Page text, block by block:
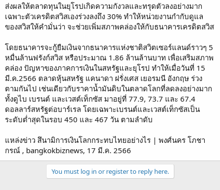
ส่งผลให้ตลาดทุนในยุโรปเกิดความกังวลและทรุดตัวลงอย่างมาก
เฉพาะตัวเครดิตสวิสเองร่วงลงถึง 30% ทำให้หน่วยงานกำกับดูแล
ของสวิสให้คำมั่นว่า จะช่วยเพิ่มสภาพคล่องให้กับธนาคารเครดิตสวิส
โดยธนาคารจะกู้ยืมเงินจากธนาคารแห่งชาติสวิตเซอร์แลนด์ราวๆ 5
หมื่นล้านฟรังก์สวิส หรือประมาณ 1.86 ล้านล้านบาท เพื่อเสริมสภาพ
คล่อง ปัญหาของภาคการเงินในสหรัฐและยุโรป ทำให้เมื่อวันที่ 15
มี.ค.2566 ตลาดหุ้นสหรัฐ แคนาดา ฝรั่งเศส เยอรมนี อังกฤษ ร่วง
ตามกันไป เช่นเดียวกับราคาน้ำมันดิบในตลาดโลกที่ลดลงอย่างมาก
ทั้งดูไบ เบรนต์ และเวสต์เท็กซัส มาอยู่ที่ 77.9, 73.7 และ 67.4
ดอลลาร์สหรัฐต่อบาร์เรล โดยเฉพาะเบรนต์และเวสต์เท็กซัสเป็น
ระดับต่ำสุดในรอบ 450 และ 467 วัน ตามลำดับ
แหล่งข่าว สึนามิการเงินโลกกระทบไทยอย่างไร | พงศ์นคร โภชา
กรณ์ , bangkokbiznews, 17 มี.ค. 2566
You must log in or register to reply here.